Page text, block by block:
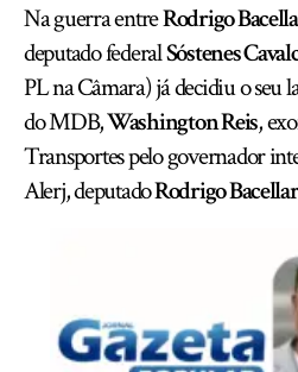
Na guerra entreRodrigo
deputado federalSóstenes
PL na Câmara) já decidiu o seu
do MDB,Washington Reis,
Transportes pelo governador
Alerj, deputadoRodrigo Bacellar